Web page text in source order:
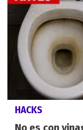
HACKS
No es con